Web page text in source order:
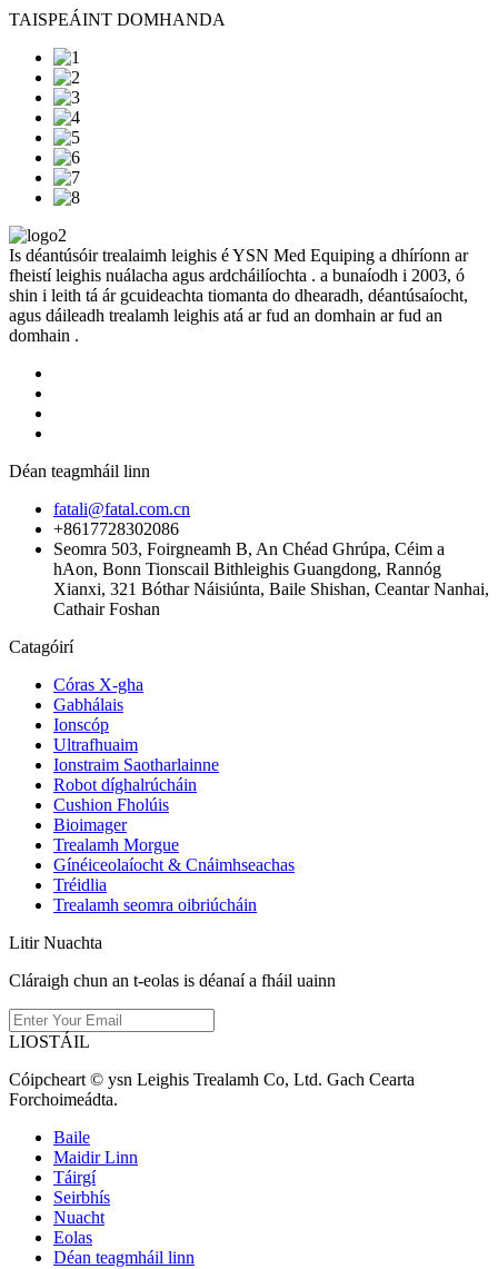
TAISPEÁINT DOMHANDA
Is déantúsóir trealaimh leighis é YSN Med Equiping a dhíríonn ar
fheistí leighis nuálacha agus ardcháilíochta . a bunaíodh i 2003, ó
shin i leith tá ár gcuideachta tiomanta do dhearadh, déantúsaíocht,
agus dáileadh trealamh leighis atá ar fud an domhain ar fud an
domhain .
Déan teagmháil linn
fatali@fatal.com.cn
+8617728302086
Seomra 503, Foirgneamh B, An Chéad Ghrúpa, Céim a
hAon, Bonn Tionscail Bithleighis Guangdong, Rannóg
Xianxi, 321 Bóthar Náisiúnta, Baile Shishan, Ceantar Nanhai,
Cathair Foshan
Catagóirí
Córas X-gha
Gabhálais
Ionscóp
Ultrafhuaim
Ionstraim Saotharlainne
Robot díghalrúcháin
Cushion Fholúis
Bioimager
Trealamh Morgue
Gínéiceolaíocht & Cnáimhseachas
Tréidlia
Trealamh seomra oibriúcháin
Litir Nuachta
Cláraigh chun an t-eolas is déanaí a fháil uainn
LIOSTÁIL
Cóipcheart © ysn Leighis Trealamh Co, Ltd. Gach Cearta
Forchoimeádta.
Baile
Maidir Linn
Táirgí
Seirbhís
Nuacht
Eolas
Déan teagmháil linn